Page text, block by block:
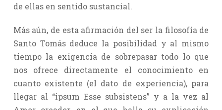
de ellas en sentido sustancial.
Más aún, de esta afirmación del ser la filosofía de
Santo Tomás deduce la posibilidad y al mismo
tiempo la exigencia de sobrepasar todo lo que
nos ofrece directamente el conocimiento en
cuanto existente (el dato de experiencia), para
llegar al “ipsum Esse subsistens” y a la vez al